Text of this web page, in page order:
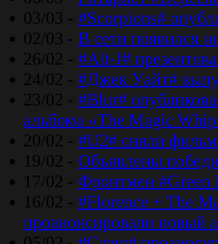
03/03 - #Scorpions#
02/03 - В сети появился
26/02 - #Alt-J#
24/02 - #Джек Уайт#
23/02 - #Blur#
альбома «The Magic
20/02 - #U2# сняли
19/02 - Объявлены
17/02 - Фронтмен #Green
16/02 - #Florence + The
проанонсировали новый